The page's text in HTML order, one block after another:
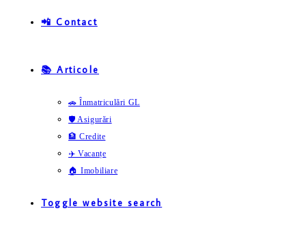
📲 Contact
📚 Articole
🚗 Înmatriculări GL
🛡️ Asigurări
🏦 Credite
✈️ Vacanțe
🏠 Imobiliare
Toggle website search